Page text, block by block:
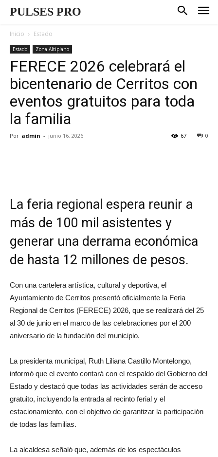
PULSES PRO
Inicio Estado
Estado Zona Altiplano
FERECE 2026 celebrará el
bicentenario de Cerritos con
eventos gratuitos para toda
la familia
Por admin - junio 16, 2026 0
67
La feria regional espera reunir a
más de 100 mil asistentes y
generar una derrama económica
de hasta 12 millones de pesos.
Con una cartelera artística, cultural y deportiva, el
Ayuntamiento de Cerritos presentó oficialmente la Feria
Regional de Cerritos (FERECE) 2026, que se realizará del 25
al 30 de junio en el marco de las celebraciones por el 200
aniversario de la fundación del municipio.
La presidenta municipal, Ruth Liliana Castillo Montelongo,
informó que el evento contará con el respaldo del Gobierno del
Estado y destacó que todas las actividades serán de acceso
gratuito, incluyendo la entrada al recinto ferial y el
estacionamiento, con el objetivo de garantizar la participación
de todas las familias.
La alcaldesa señaló que, además de los espectáculos